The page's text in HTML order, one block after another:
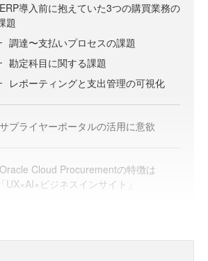
ERP導入前に抱えていた3つの購買業務の
題
調達〜支払いプロセスの課題
勘定科目に関する課題
レポーティングと支出管理の可視化
サプライヤーポータルの活用に意欲
Oracle Cloud Procurementの特徴は
「UX×AI×ビジネスインサイト」